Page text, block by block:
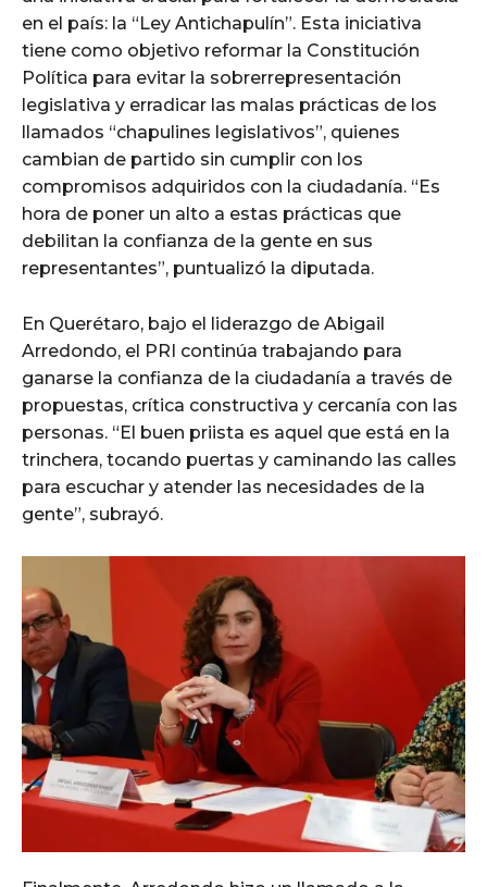
en el país: la “Ley Antichapulín”. Esta iniciativa
tiene como objetivo reformar la Constitución
Política para evitar la sobrerrepresentación
legislativa y erradicar las malas prácticas de los
llamados “chapulines legislativos”, quienes
cambian de partido sin cumplir con los
compromisos adquiridos con la ciudadanía. “Es
hora de poner un alto a estas prácticas que
debilitan la confianza de la gente en sus
representantes”, puntualizó la diputada.
En Querétaro, bajo el liderazgo de Abigail
Arredondo, el PRI continúa trabajando para
ganarse la confianza de la ciudadanía a través de
propuestas, crítica constructiva y cercanía con las
personas. “El buen priista es aquel que está en la
trinchera, tocando puertas y caminando las calles
para escuchar y atender las necesidades de la
gente”, subrayó.